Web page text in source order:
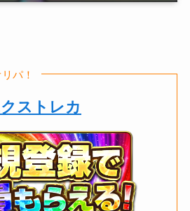
パ！
ストレカ